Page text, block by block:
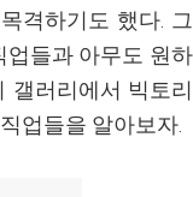
격하기도 했다. 그
업들과 아무도 원하
갤러리에서 빅토리
업들을 알아보자.